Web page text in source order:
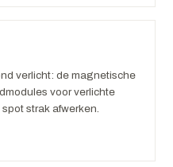
verlicht: de magnetische
voor verlichte
strak afwerken.